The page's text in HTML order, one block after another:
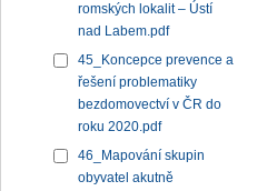
romských lokalit – Ústí
nad Labem.pdf
45_Koncepce prevence a
řešení problematiky
bezdomovectví v ČR do
roku 2020.pdf
46_Mapování skupin
obyvatel akutně